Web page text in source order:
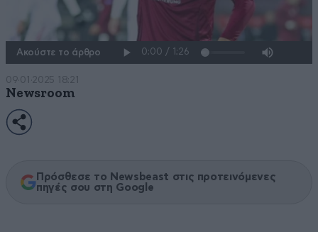
Ακούστε το άρθρο
09·01·2025 18:21
Newsroom
Πρόσθεσε το Newsbeast στις προτεινόμενες
πηγές σου στη Google